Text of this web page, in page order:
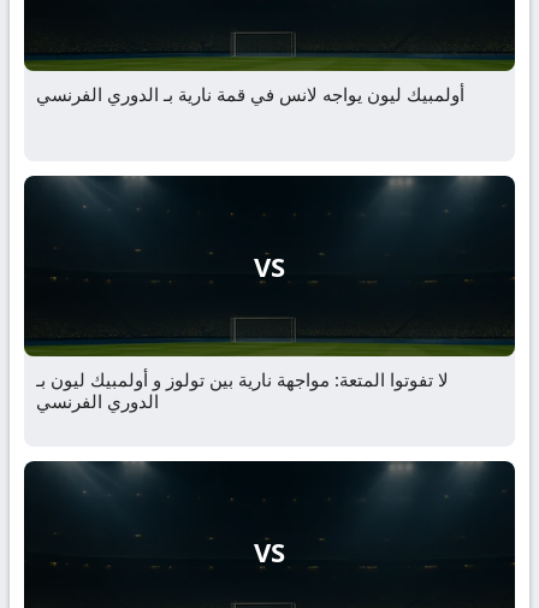
أولمبيك ليون يواجه لانس في قمة نارية بـ الدوري الفرنسي
VS
لا تفوتوا المتعة: مواجهة نارية بين تولوز و أولمبيك ليون بـ
الدوري الفرنسي
VS